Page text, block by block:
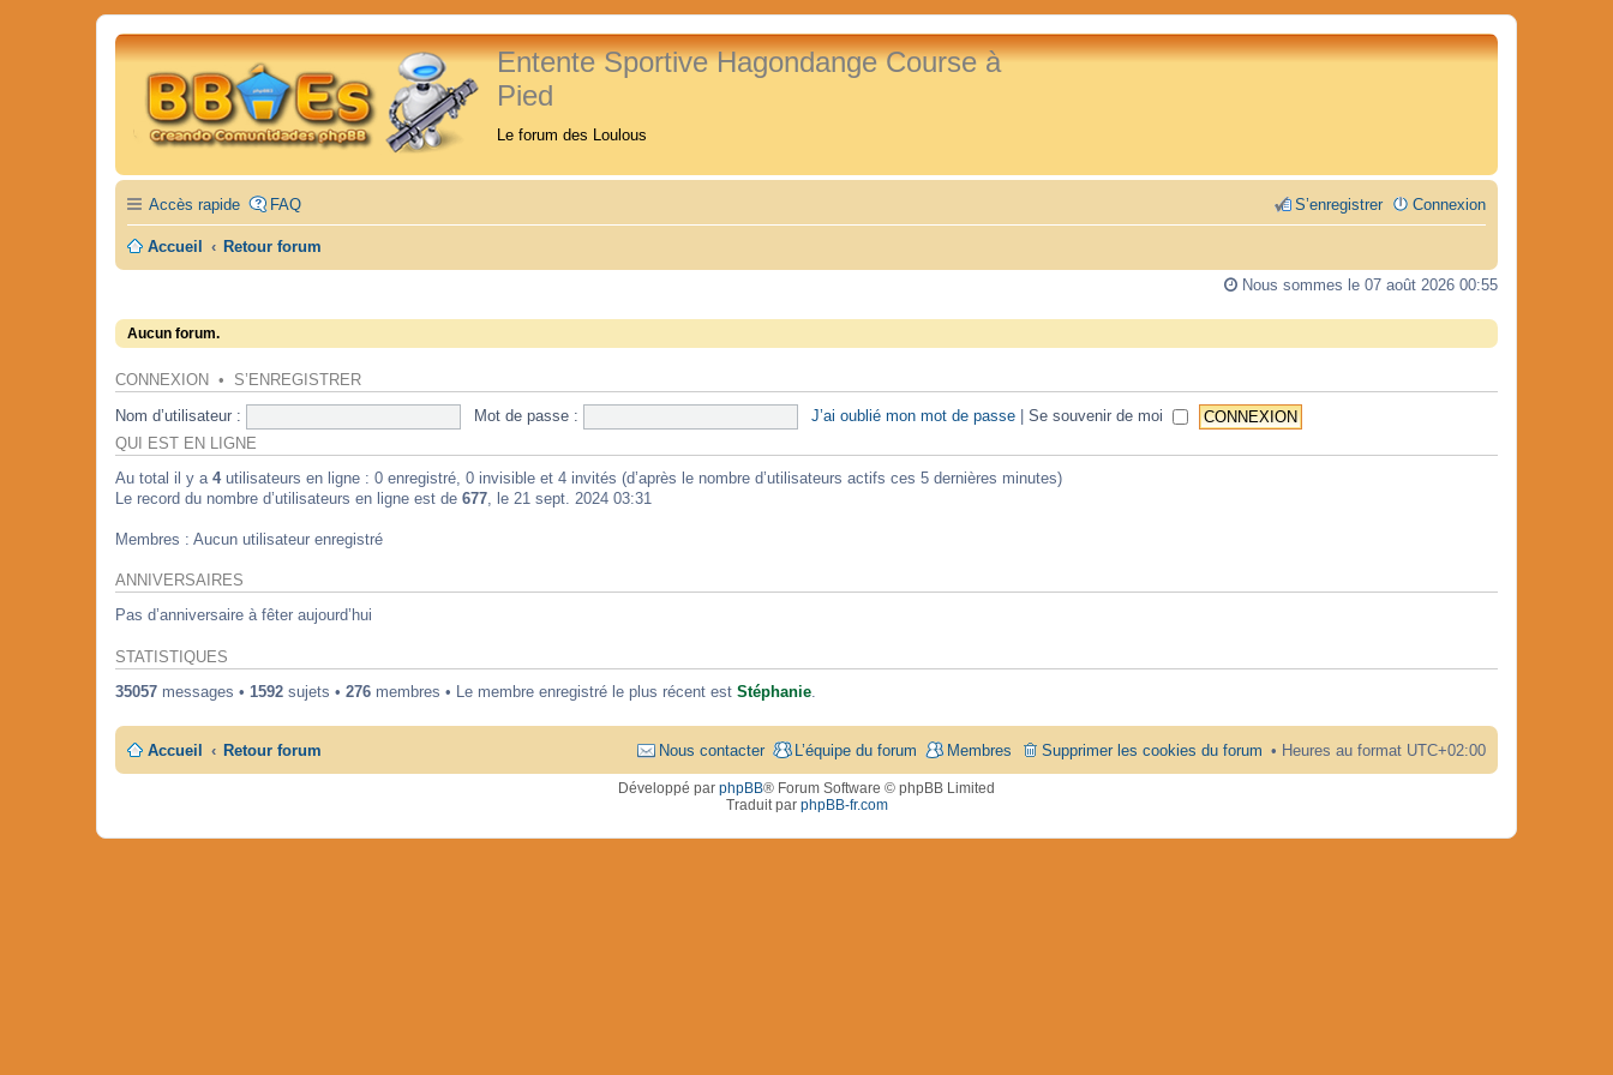
Entente Sportive Hagondange Course à
Pied
Le forum des Loulous
Accès rapide FAQ Connexion
S’enregistrer
Accueil Retour forum
Nous sommes le 07 août 2026 00:55
Aucun forum.
CONNEXION • S’ENREGISTRER
Nom d’utilisateur : Mot de passe : J’ai oublié mon mot de passe | Se souvenir de moi
QUI EST EN LIGNE
Au total il y a 4utilisateurs en ligne : 0 enregistré, 0 invisible et 4 invités (d’après le nombre d’utilisateurs actifs ces 5 dernières minutes)
Le record du nombre d’utilisateurs en ligne est de 677 , le 21 sept. 2024 03:31
Membres : Aucun utilisateur enregistré
ANNIVERSAIRES
Pas d’anniversaire à fêter aujourd’hui
STATISTIQUES
35057 messages • 1592 sujets • 276 membres • Le membre enregistré le plus récent est Stéphanie.
Accueil Retour forum Heures au format UTC+02:00
Supprimer les cookies du forum
Membres
L’équipe du forum
Nous contacter
Développé par phpBB® Forum Software © phpBB Limited
Traduit par phpBB-fr.com